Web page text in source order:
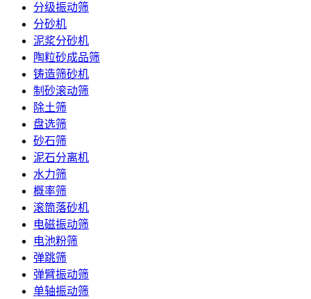
分级振动筛
分砂机
泥浆分砂机
陶粒砂成品筛
铸造筛砂机
制砂滚动筛
除土筛
盘选筛
砂石筛
泥石分离机
水力筛
概率筛
滚筒落砂机
电磁振动筛
电池粉筛
弹跳筛
弹臂振动筛
单轴振动筛